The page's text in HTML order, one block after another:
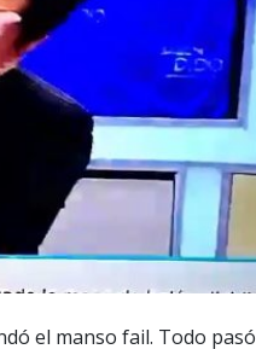
el manso fail. Todo pasó